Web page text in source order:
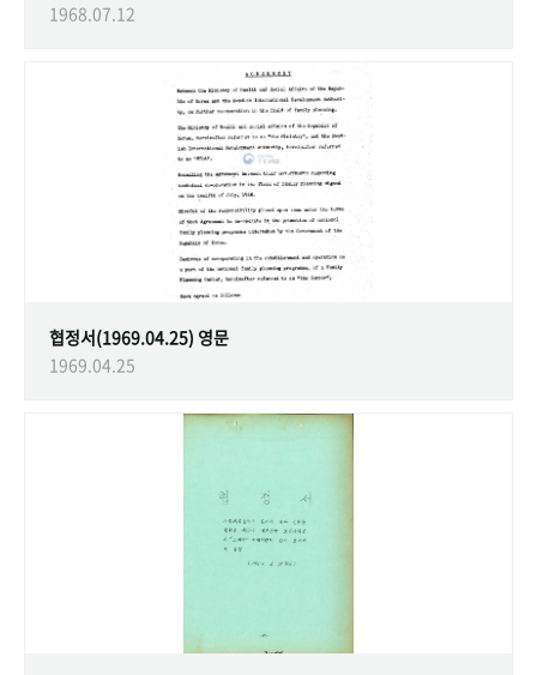
1968.07.12
협정서(1969.04.25) 영문
1969.04.25